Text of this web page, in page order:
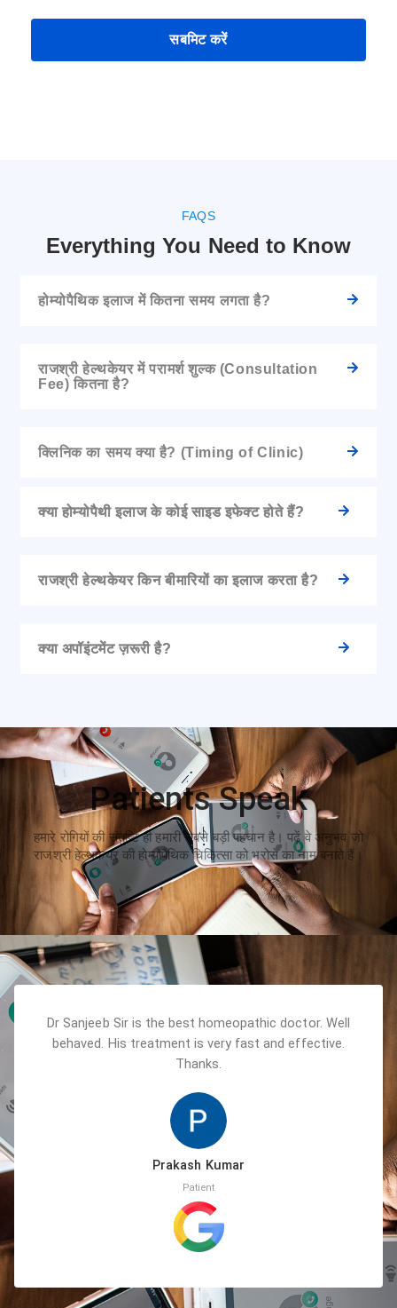
FAQS
Everything You Need to Know
होम्योपैथिक इलाज में कितना समय लगता है?
राजश्री हेल्थकेयर में परामर्श शुल्क (Consultation
Fee) कितना है?
क्लिनिक का समय क्या है? (Timing of Clinic)
क्या होम्योपैथी इलाज के कोई साइड इफेक्ट होते हैं?
राजश्री हेल्थकेयर किन बीमारियों का इलाज करता है?
क्या अपॉइंटमेंट ज़रूरी है?
Patients Speak
हमारे रोगियों की संतुष्टि ही हमारी सबसे बड़ी पहचान है। पढ़ें वे अनुभव जो
राजश्री हेल्थकेयर की होम्योपैथिक चिकित्सा को भरोसे का नाम बनाते हैं।
Dr Sanjeeb Sir is the best homeopathic doctor. Well
behaved. His treatment is very fast and effective.
Thanks.
Prakash Kumar
Patient